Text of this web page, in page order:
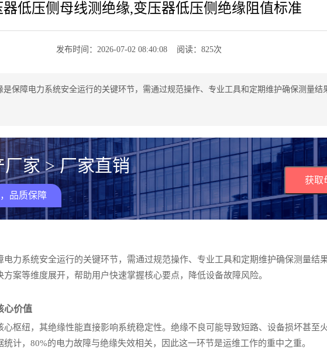
器低压侧母线测绝缘,变压器低压侧绝缘阻值标准
发布时间：2026-07-02 08:40:08 阅读：825次
保障电力系统安全运行的关键环节，需通过规范操作、专业工具和定期维护确保测量结
家 > 厂家直销
品质保障
获取
力系统安全运行的关键环节，需通过规范操作、专业工具和定期维护确保测量结
案等维度展开，帮助用户快速掌握核心要点，降低设备故障风险。
心价值
枢纽，其绝缘性能直接影响系统稳定性。绝缘不良可能导致短路、设备损坏甚至
计，80%的电力故障与绝缘失效相关，因此这一环节是运维工作的重中之重。